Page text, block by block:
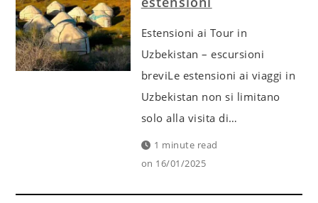
Estensioni ai Tour in
Uzbekistan – escursioni
breviLe estensioni ai viaggi in
Uzbekistan non si limitano
solo alla visita di…
1 minute read
on 16/01/2025